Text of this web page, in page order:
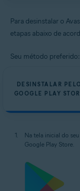
Sistemas operacionais:
Google Android 9.0
Para desinstalar o
etapas abaixo de
Seu método preferido:
DESINSTALAR PELO
GOOGLE PLAY
Na tela inicial do
Google Play Store.